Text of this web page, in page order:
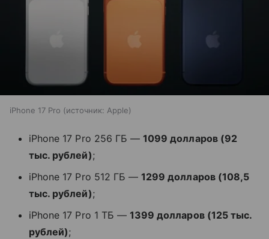
iPhone 17 Pro источник: Apple
iPhone 17 Pro 256 ГБ —1099 долларов (92
тыс. рублей);
iPhone 17 Pro 512 ГБ —1299 долларов (108,5
тыс. рублей);
iPhone 17 Pro 1 ТБ —1399 долларов (125 тыс.
рублей);